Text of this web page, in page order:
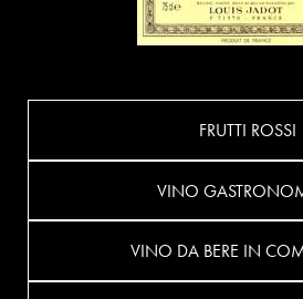
FRUTTI ROSSI
VINO
VINO DA BERE IN